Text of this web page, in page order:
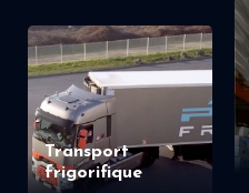
Transport
frigorifique